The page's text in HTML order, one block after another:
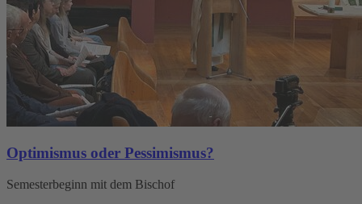
Optimismus oder Pessimismus?
Semesterbeginn mit dem Bischof